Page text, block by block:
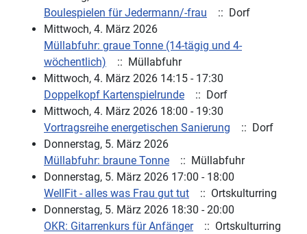
Boulespielen für Jedermann/-frau
:: Dorf
Mittwoch, 4. März 2026
Müllabfuhr: graue Tonne (14-tägig und 4-
wöchentlich)
:: Müllabfuhr
Mittwoch, 4. März 2026 14:15 - 17:30
Doppelkopf Kartenspielrunde
:: Dorf
Mittwoch, 4. März 2026 18:00 - 19:30
Vortragsreihe energetischen Sanierung
:: Dorf
Donnerstag, 5. März 2026
Müllabfuhr: braune Tonne
:: Müllabfuhr
Donnerstag, 5. März 2026 17:00 - 18:00
WellFit - alles was Frau gut tut
:: Ortskulturring
Donnerstag, 5. März 2026 18:30 - 20:00
OKR: Gitarrenkurs für Anfänger
:: Ortskulturring